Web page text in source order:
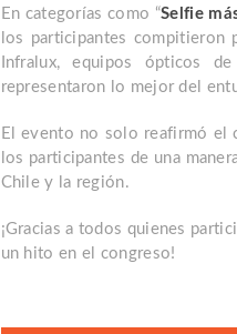
En categorías como “Selfie
los participantes compitieron
Infralux, equipos ópticos
representaron lo mejor del
El evento no solo reafirmó el
los participantes de una
Chile y la región.
¡Gracias a todos quienes
un hito en el congreso!